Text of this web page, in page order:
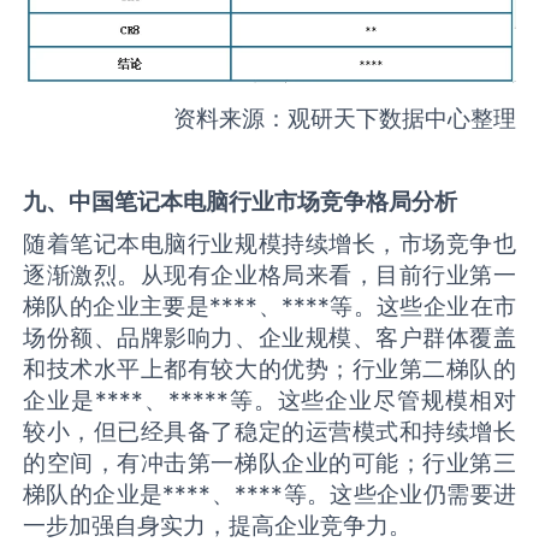
资料来源：观研天下数据中心整理
九、中国笔记本电脑行业市场竞争格局分析
随着笔记本电脑行业规模持续增长，市场竞争也
逐渐激烈。从现有企业格局来看，目前行业第一
梯队的企业主要是****、****等。这些企业在市
场份额、品牌影响力、企业规模、客户群体覆盖
和技术水平上都有较大的优势；行业第二梯队的
企业是****、*****等。这些企业尽管规模相对
较小，但已经具备了稳定的运营模式和持续增长
的空间，有冲击第一梯队企业的可能；行业第三
梯队的企业是****、****等。这些企业仍需要进
一步加强自身实力，提高企业竞争力。